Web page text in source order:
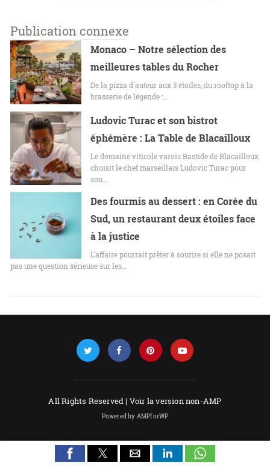
Publication connexe
Monaco – Notre sélection des
meilleures tables du Rocher
De la pizza d'auteur aux 3 étoiles, du rooftop à la
brasserie de légende :…
Ludovic Turac et son bistrot
éphémère : La Table de Blacailloux
Le domaine viticole varois Bastide de Blacailloux
choisit le chef marseillais Ludovic Turac pour
son…
Des fourmis au dessert : en Corée du
Sud, un restaurant deux étoiles face
à la justice
L’affaire pourrait prêter à sourire si elle ne posait
pas une question sérieuse sur les…
All Rights Reserved | Voir la version non-AMP
Powered by AMPforWP